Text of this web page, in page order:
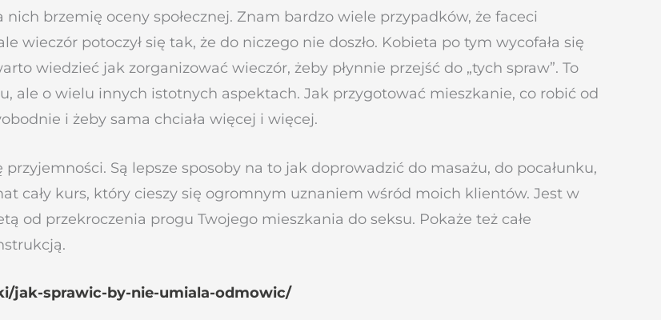
brzemię oceny społecznej. Znam bardzo wiele przypadków, że faceci
wieczór potoczył się tak, że do niczego nie doszło. Kobieta po tym wycofała się
wiedzieć jak zorganizować wieczór, żeby płynnie przejść do „tych spraw”. To
ale o wielu innych istotnych aspektach. Jak przygotować mieszkanie, co robić od
i żeby sama chciała więcej i więcej.
Są lepsze sposoby na to jak doprowadzić do masażu, do pocałunku,
cały kurs, który cieszy się ogromnym uznaniem wśród moich klientów. Jest w
od przekroczenia progu Twojego mieszkania do seksu. Pokaże też całe
jak-sprawic-by-nie-umiala-odmowic/